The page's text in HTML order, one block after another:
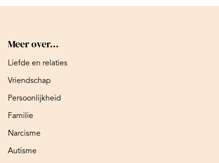
Meer over...
Liefde en relaties
Vriendschap
Persoonlijkheid
Familie
Narcisme
Autisme